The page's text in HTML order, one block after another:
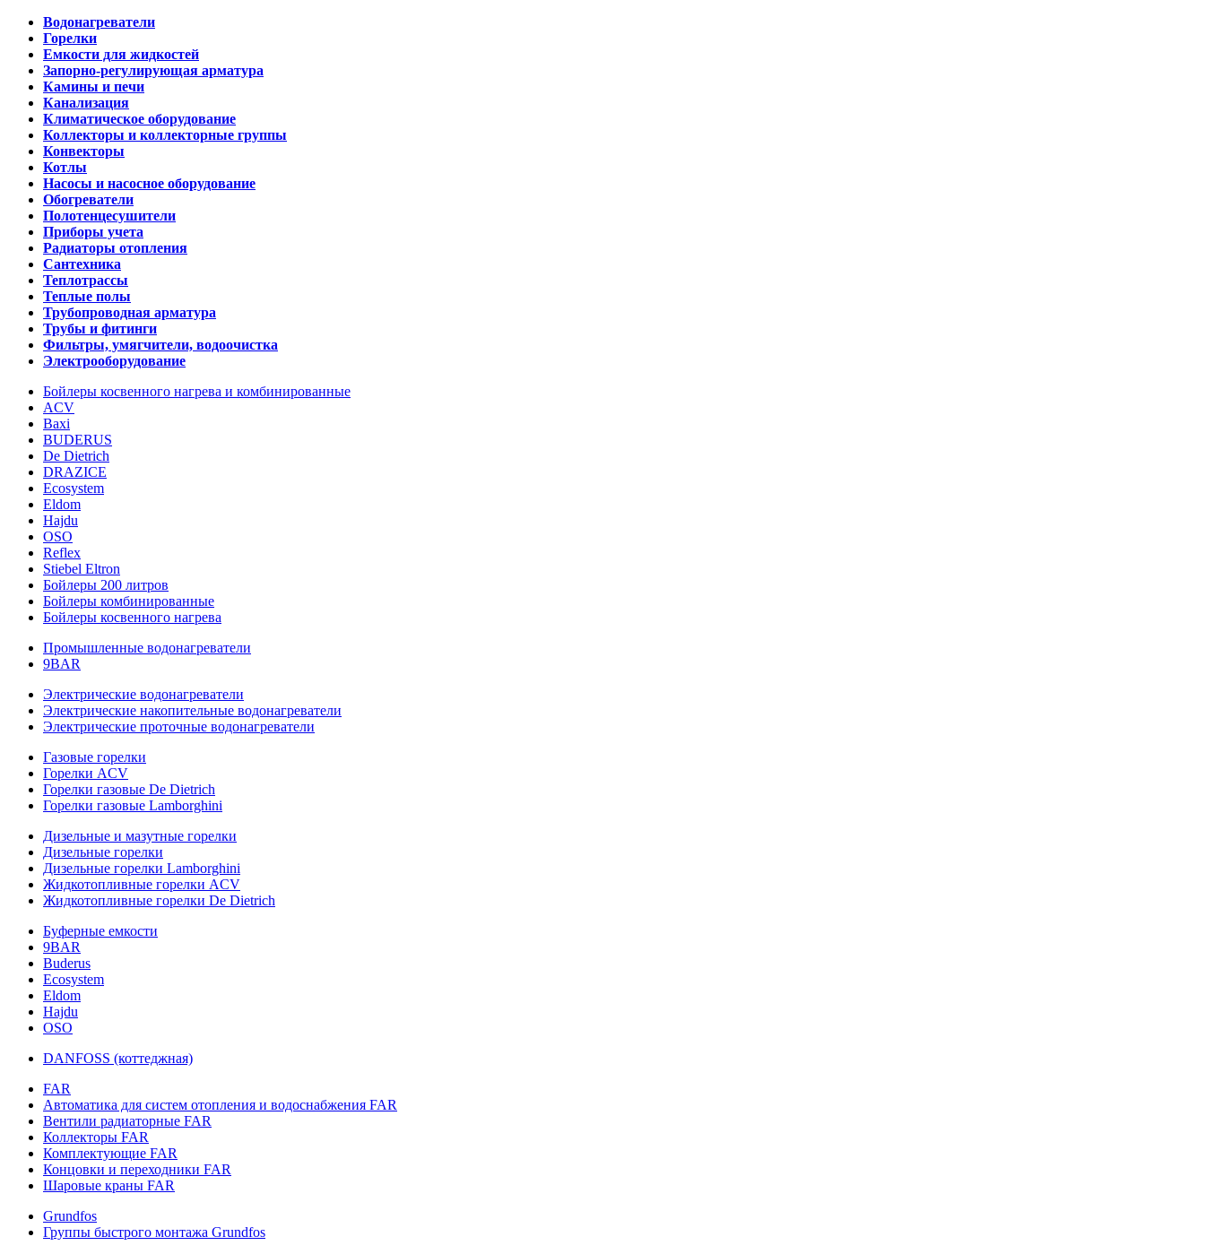
Водонагреватели
Горелки
Емкости для жидкостей
Запорно-регулирующая арматура
Камины и печи
Канализация
Климатическое оборудование
Коллекторы и коллекторные группы
Конвекторы
Котлы
Насосы и насосное оборудование
Обогреватели
Полотенцесушители
Приборы учета
Радиаторы отопления
Сантехника
Теплотрассы
Теплые полы
Трубопроводная арматура
Трубы и фитинги
Фильтры, умягчители, водоочистка
Электрооборудование
Бойлеры косвенного нагрева и комбинированные
ACV
Baxi
BUDERUS
De Dietrich
DRAZICE
Ecosystem
Eldom
Hajdu
OSO
Reflex
Stiebel Eltron
Бойлеры 200 литров
Бойлеры комбинированные
Бойлеры косвенного нагрева
Промышленные водонагреватели
9BAR
Электрические водонагреватели
Электрические накопительные водонагреватели
Электрические проточные водонагреватели
Газовые горелки
Горелки ACV
Горелки газовые De Dietrich
Горелки газовые Lamborghini
Дизельные и мазутные горелки
Дизельные горелки
Дизельные горелки Lamborghini
Жидкотопливные горелки ACV
Жидкотопливные горелки De Dietrich
Буферные емкости
9BAR
Buderus
Ecosystem
Eldom
Hajdu
OSO
DANFOSS (коттеджная)
FAR
Автоматика для систем отопления и водоснабжения FAR
Вентили радиаторные FAR
Коллекторы FAR
Комплектующие FAR
Концовки и переходники FAR
Шаровые краны FAR
Grundfos
Группы быстрого монтажа Grundfos